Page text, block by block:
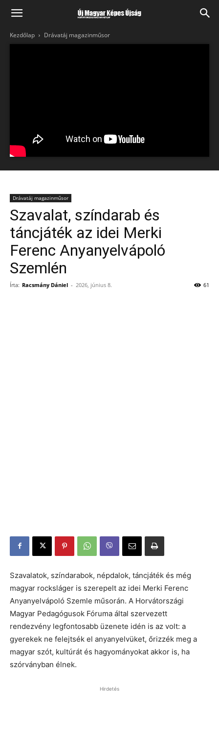
Kezdőlap Drávatáj magazinműsor
Drávatáj magazinműsor
Szavalat, színdarab és
táncjáték az idei Merki
Ferenc Anyanyelvápoló
Szemlén
Írta: Racsmány Dániel - 2026, június 8. 61
Szavalatok, színdarabok, népdalok, táncjáték és még
magyar rocksláger is szerepelt az idei Merki Ferenc
Anyanyelvápoló Szemle műsorán. A Horvátországi
Magyar Pedagógusok Fóruma által szervezett
rendezvény legfontosabb üzenete idén is az volt: a
gyerekek ne felejtsék el anyanyelvüket, őrizzék meg a
magyar szót, kultúrát és hagyományokat akkor is, ha
szórványban élnek.
Hirdetés